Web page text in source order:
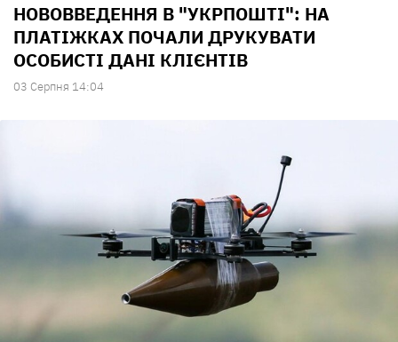
НОВОВВЕДЕННЯ В "УКРПОШТІ": НА
ПЛАТІЖКАХ ПОЧАЛИ ДРУКУВАТИ
ОСОБИСТІ ДАНІ КЛІЄНТІВ
03 Серпня 14:04